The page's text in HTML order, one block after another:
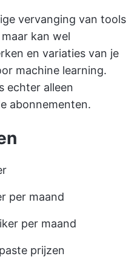
vervanging van tools
kan wel
en variaties van je
machine learning.
echter alleen
abonnementen.
per maand
per maand
prijzen